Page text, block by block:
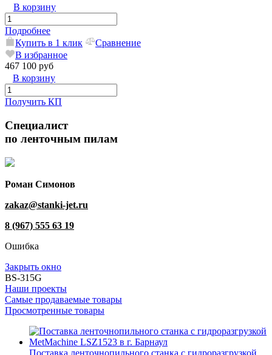
В корзину
Подробнее
Купить в 1 клик
Сравнение
В избранное
467 100 руб
В корзину
Получить КП
Специалист
по ленточным пилам
Роман Симонов
zakaz@stanki-jet.ru
8 (967) 555 63 19
Ошибка
Закрыть окно
BS-315G
Наши проекты
Самые продаваемые товары
Просмотренные товары
Поставка ленточнопильного станка c гидроразгрузкой